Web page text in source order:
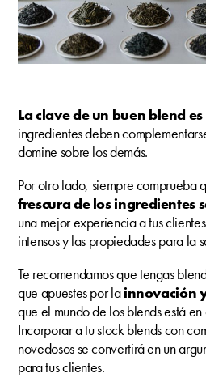
La clave de un buen blend
ingredientes deben
domine sobre los demás.
Por otro lado, siempre comprueba
frescura de los ingredientes
una mejor experiencia a tus
intensos y las propiedades para la
Te recomendamos que tengas
que apuestes por lainnovación
que el mundo de los blends está
Incorporar a tu stock blends con
novedosos se convertirá en un
para tus clientes.